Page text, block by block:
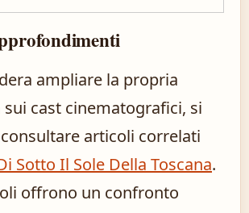
ampliare la propria
sui cast cinematografici, si
articoli correlati
Sotto Il Sole Della Toscana.
offrono un confronto